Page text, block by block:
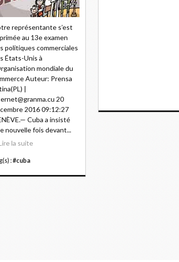
représentante s’est
au 13e examen
politiques commerciales
États-Unis à
mondiale du
Auteur: Prensa
|
20
2016 09:12:27
Cuba a insisté
nouvelle fois devant...
la suite
:#cuba